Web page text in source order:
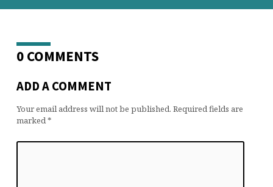
0 COMMENTS
ADD A COMMENT
Your email address will not be published. Required fields are
marked *